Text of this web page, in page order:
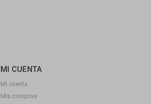
MI CUENTA
Mi cuenta
Mis compras